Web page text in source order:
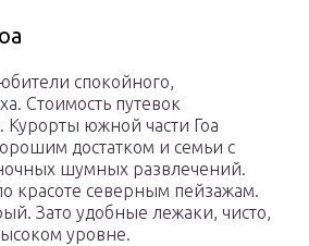
спокойного,
Стоимость путевок
южной части Гоа
достатком и семьи с
шумных развлечений.
красоте северным пейзажам.
Зато удобные лежаки, чисто,
уровне.